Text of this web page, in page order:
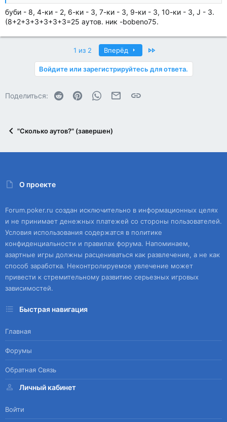
1. В комментарии к теме напишите свой вариант ответа +
ник на Покердом.
2. В среду до 13:00 МСК мы объявим правильный ответ и
По итогам каждого тура три (3) победителя из числа
правильно ответивших получат по 200 рублей на счет в
Правила конкурса
буби - 8, 4-ки - 2, 6-ки - 3, 7-ки - 3, 9-ки - 3, 10-ки - 3, J - 3.
(8+2+3+3+3+3+3=25 аутов. ник -bobeno75.
1 из 2 Вперёд
Войдите или зарегистрируйтесь для ответа.
Поделиться: Reddit PinterestWhatsAppЭлектронная почта
Ссылка
"Сколько аутов?" (завершен)
О проекте
Forum.poker.ru создан исключительно в информационных целях
и не принимает денежных платежей со стороны пользователей.
Условия использования содержатся в политике
конфиденциальности и правилах форума. Напоминаем,
азартные игры должны расцениваться как развлечение, а не как
способ заработка. Неконтролируемое увлечение может
привести к стремительному развитию серьезных игровых
зависимостей.
Быстрая навигация
Главная
Форумы
Обратная Связь
Личный кабинет
Войти